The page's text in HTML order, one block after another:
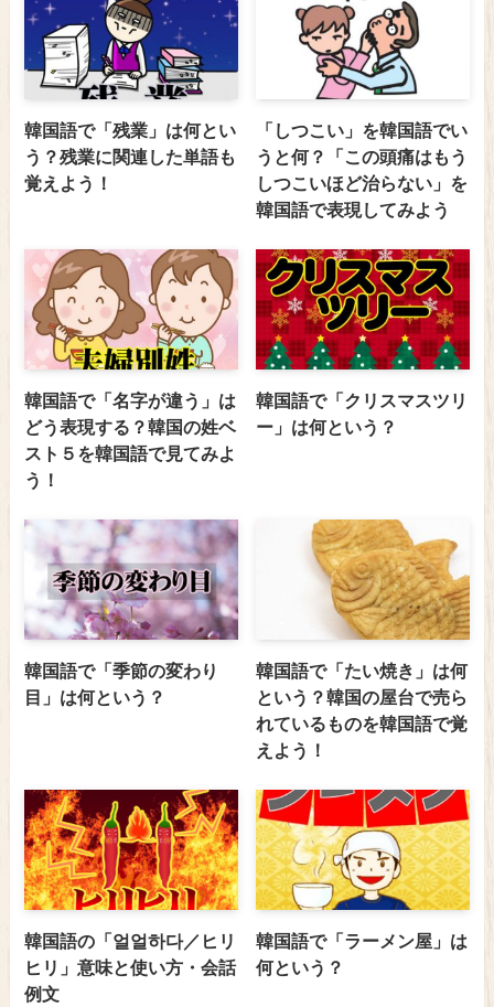
韓国語で「残業」は何とい
う？残業に関連した単語も
覚えよう！
「しつこい」を韓国語でい
うと何？「この頭痛はもう
しつこいほど治らない」を
韓国語で表現してみよう
韓国語で「名字が違う」は
どう表現する？韓国の姓ベ
スト５を韓国語で見てみよ
う！
韓国語で「クリスマスツリ
ー」は何という？
韓国語で「季節の変わり
目」は何という？
韓国語で「たい焼き」は何
という？韓国の屋台で売ら
れているものを韓国語で覚
えよう！
韓国語の「얼얼하다／ヒリ
ヒリ」意味と使い方・会話
例文
韓国語で「ラーメン屋」は
何という？